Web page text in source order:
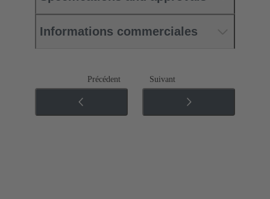
Informations commerciales
Précédent Suivant